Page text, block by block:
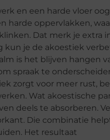
en een harde vloer
harde oppervlakken,
Dat merk je extra
je de akoestiek
is het blijven hangen
spraak te
zorgt voor meer rust,
Wat akoestische
deels te absorberen.
Die combinatie
Het resultaat